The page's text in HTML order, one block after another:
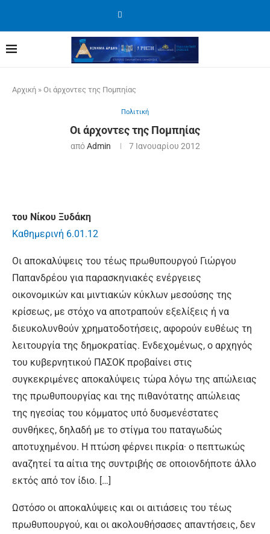
Αρχική » Οι άρχοντες της Πομπηίας
Πολιτική
Οι άρχοντες της Πομπηίας
απόAdmin 7 Ιανουαρίου 2012
του Νίκου Ξυδάκη
Καθημερινή 6.01.12
Oι αποκαλύψεις του τέως πρωθυπουργού Γιώργου
Παπανδρέου για παρασκηνιακές ενέργειες
οικονομικών και μιντιακών κύκλων μεσούσης της
κρίσεως, με στόχο να αποτραπούν εξελίξεις ή να
διευκολυνθούν χρηματοδοτήσεις, αφορούν ευθέως τη
λειτουργία της δημοκρατίας. Ενδεχομένως, ο αρχηγός
του κυβερνητικού ΠΑΣΟΚ προβαίνει στις
συγκεκριμένες αποκαλύψεις τώρα λόγω της απώλειας
της πρωθυπουργίας και της πιθανότατης απώλειας
της ηγεσίας του κόμματος υπό δυσμενέστατες
συνθήκες, δηλαδή με το στίγμα του παταγωδώς
αποτυχημένου. Η πτώση φέρνει πικρία· ο πεπτωκώς
αναζητεί τα αίτια της συντριβής σε οποιονδήποτε άλλο
εκτός από τον ίδιο. […]
Ωστόσο οι αποκαλύψεις και οι αιτιάσεις του τέως
πρωθυπουργού, και οι ακολουθήσασες απαντήσεις, δεν